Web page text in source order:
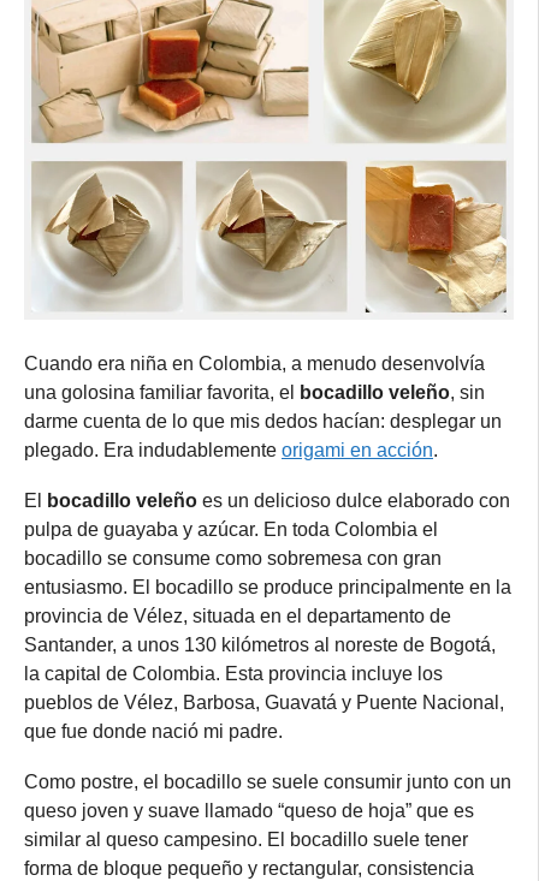
Cuando era niña en Colombia, a menudo desenvolvía
una golosina familiar favorita, el
bocadillo veleño, sin
darme cuenta de lo que mis dedos hacían: desplegar un
plegado. Era indudablemente origami en acción.
El bocadillo veleño es un delicioso dulce elaborado con
pulpa de guayaba y azúcar. En toda Colombia el
bocadillo se consume como sobremesa con gran
entusiasmo. El bocadillo se produce principalmente en la
provincia de Vélez, situada en el departamento de
Santander, a unos 130 kilómetros al noreste de Bogotá,
la capital de Colombia. Esta provincia incluye los
pueblos de Vélez, Barbosa, Guavatá y Puente Nacional,
que fue donde nació mi padre.
Como postre, el bocadillo se suele consumir junto con un
queso joven y suave llamado “queso de hoja” que es
similar al queso campesino. El bocadillo suele tener
forma de bloque pequeño y rectangular, consistencia